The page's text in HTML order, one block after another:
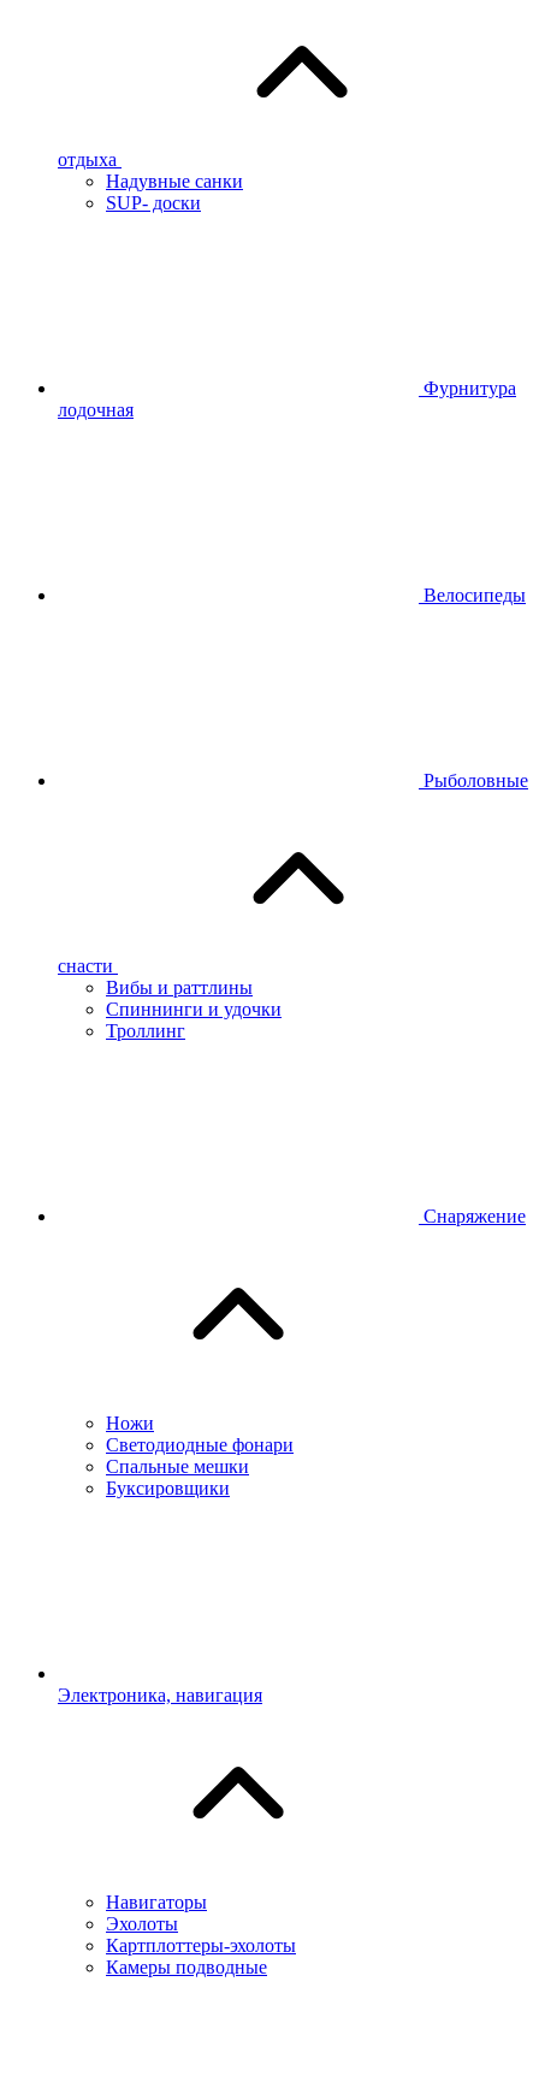
отдыха
Надувные санки
SUP- доски
Фурнитура
лодочная
Велосипеды
Рыболовные
снасти
Вибы и раттлины
Спиннинги и удочки
Троллинг
Снаряжение
Ножи
Светодиодные фонари
Спальные мешки
Буксировщики
Электроника, навигация
Навигаторы
Эхолоты
Картплоттеры-эхолоты
Камеры подводные